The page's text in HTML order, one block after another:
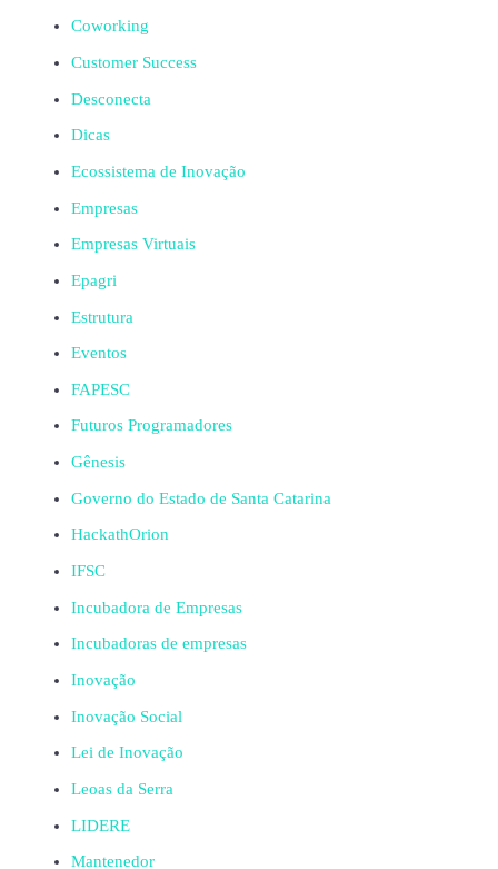
Coworking
Customer Success
Desconecta
Dicas
Ecossistema de Inovação
Empresas
Empresas Virtuais
Epagri
Estrutura
Eventos
FAPESC
Futuros Programadores
Gênesis
Governo do Estado de Santa Catarina
HackathOrion
IFSC
Incubadora de Empresas
Incubadoras de empresas
Inovação
Inovação Social
Lei de Inovação
Leoas da Serra
LIDERE
Mantenedor